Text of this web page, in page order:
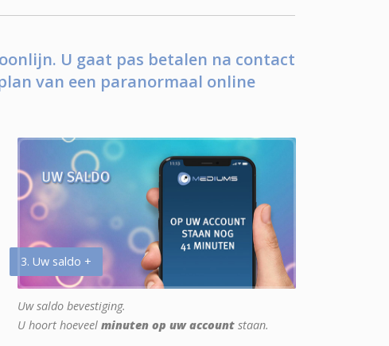
U gaat pas betalen na contact
van een paranormaal online
3. Uw saldo +
Uw saldo bevestiging.
U hoort hoeveel minuten op uw account staan.